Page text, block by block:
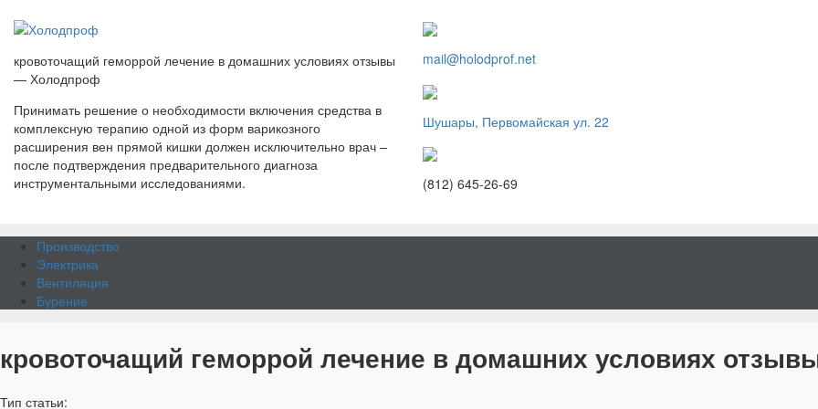
кровоточащий геморрой лечение в домашних условиях отзывы
— Холодпроф
Принимать решение о необходимости включения средства в
комплексную терапию одной из форм варикозного
расширения вен прямой кишки должен исключительно врач –
после подтверждения предварительного диагноза
инструментальными исследованиями.
mail@holodprof.net
Шушары, Первомайская ул. 22
(812) 645-26-69
Производство
Электрика
Вентиляция
Бурение
кровоточащий геморрой лечение в домашних условиях
Тип статьи: